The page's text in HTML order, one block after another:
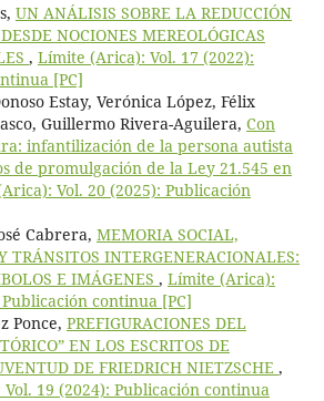
UN ANÁLISIS SOBRE LA REDUCCIÓN
NOCIONES MEREOLÓGICAS
, Límite (Arica): Vol. 17 (2022):
[PC]
Estay, Verónica López, Félix
Guillermo Rivera-Aguilera, Con
infantilización de la persona autista
de promulgación de la Ley 21.545 en
Vol. 20 (2025): Publicación
Cabrera, MEMORIA SOCIAL,
TRÁNSITOS INTERGENERACIONALES:
E IMÁGENES , Límite (Arica):
continua [PC]
Ponce, PREFIGURACIONES DEL
EN LOS ESCRITOS DE
DE FRIEDRICH NIETZSCHE ,
19 (2024): Publicación continua